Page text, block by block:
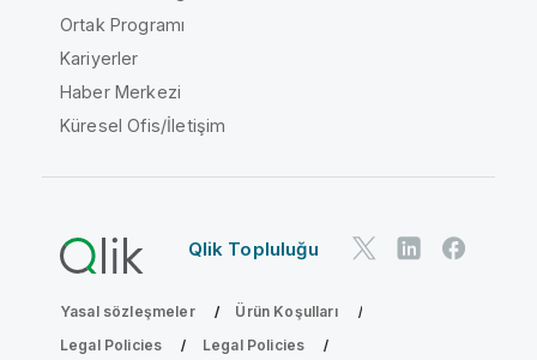
Ortak Programı
Kariyerler
Haber Merkezi
Küresel Ofis/İletişim
Qlik Topluluğu
Yasal sözleşmeler
Ürün Koşulları
Legal Policies
Legal Policies